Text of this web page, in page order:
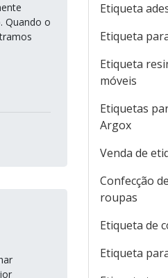
Quando o
Etiqueta
Etiqueta
Etiqueta
móveis
Etiquetas
Argox
Venda de
Confecção
roupas
Etiqueta de
Etiqueta